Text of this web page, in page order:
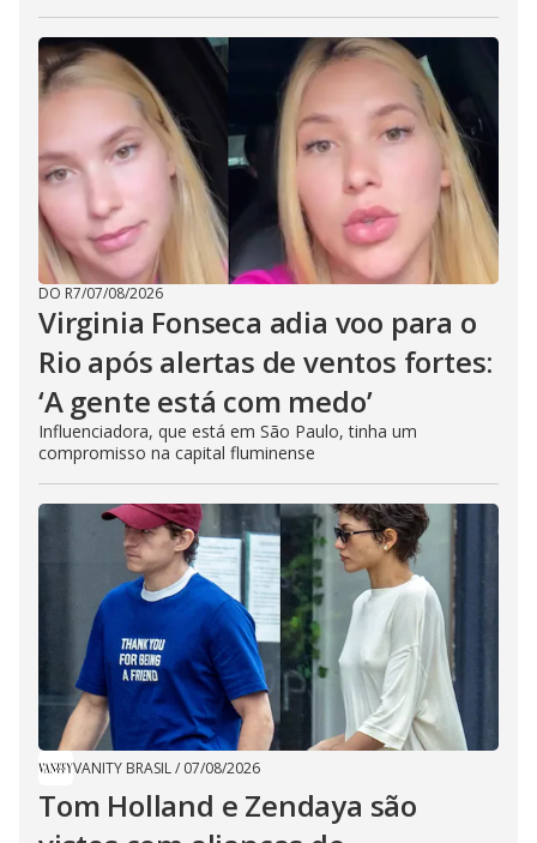
DO R7/07/08/2026
Virginia Fonseca adia voo para o
Rio após alertas de ventos fortes:
‘A gente está com medo’
Influenciadora, que está em São Paulo, tinha um
compromisso na capital fluminense
VANITY BRASIL/ 07/08/2026
Tom Holland e Zendaya são